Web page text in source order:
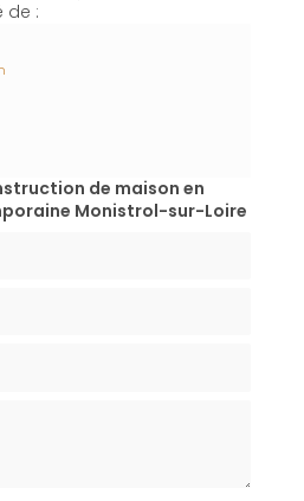
de :
de maison en
Monistrol-sur-Loire